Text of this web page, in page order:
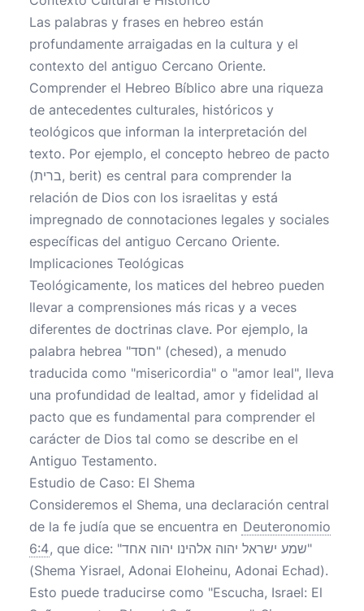
Las palabras y frases en hebreo están
profundamente arraigadas en la cultura y el
contexto del antiguo Cercano Oriente.
Comprender el Hebreo Bíblico abre una riqueza
de antecedentes culturales, históricos y
teológicos que informan la interpretación del
texto. Por ejemplo, el concepto hebreo de pacto
(ברית, berit) es central para comprender la
relación de Dios con los israelitas y está
impregnado de connotaciones legales y sociales
específicas del antiguo Cercano Oriente.
Implicaciones Teológicas
Teológicamente, los matices del hebreo pueden
llevar a comprensiones más ricas y a veces
diferentes de doctrinas clave. Por ejemplo, la
palabra hebrea "חסד" (chesed), a menudo
traducida como "misericordia" o "amor leal", lleva
una profundidad de lealtad, amor y fidelidad al
pacto que es fundamental para comprender el
carácter de Dios tal como se describe en el
Antiguo Testamento.
Estudio de Caso: El Shema
Consideremos el Shema, una declaración central
de la fe judía que se encuentra en Deuteronomio
6:4, que dice: "שמע ישראל יהוה אלהינו יהוה אחד"
(Shema Yisrael, Adonai Eloheinu, Adonai Echad).
Esto puede traducirse como "Escucha, Israel: El